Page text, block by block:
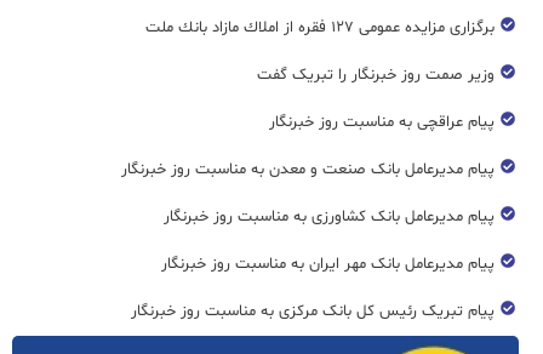
برگزاری مزایده عمومی ۱۲۷ فقره از املاك مازاد بانك ملت
وزیر صمت روز خبرنگار را تبریک گفت
پیام عراقچی به مناسبت روز خبرنگار
پیام مدیرعامل بانک صنعت و معدن به مناسبت روز خبرنگار
پیام مدیرعامل بانک کشاورزی به مناسبت روز خبرنگار
پیام مدیرعامل بانک مهر ایران به مناسبت روز خبرنگار
پیام تبریک رئیس کل بانک مرکزی به مناسبت روز خبرنگار